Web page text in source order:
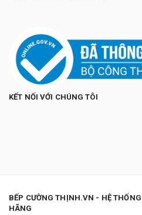
KẾT NỐI VỚI CHÚNG TÔI
BẾP CƯỜNG THỊNH.VN - HỆ
HÃNG